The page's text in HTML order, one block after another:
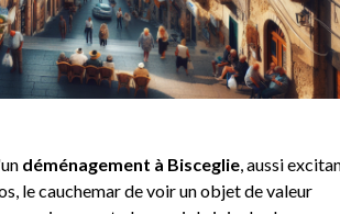
déménagement à Bisceglie, aussi
le cauchemar de voir un objet de valeur